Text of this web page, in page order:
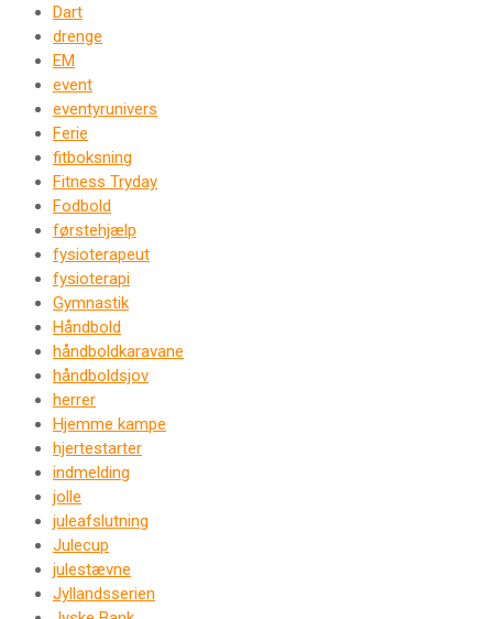
Dart
drenge
EM
event
eventyrunivers
Ferie
fitboksning
Fitness Tryday
Fodbold
førstehjælp
fysioterapeut
fysioterapi
Gymnastik
Håndbold
håndboldkaravane
håndboldsjov
herrer
Hjemme kampe
hjertestarter
indmelding
jolle
juleafslutning
Julecup
julestævne
Jyllandsserien